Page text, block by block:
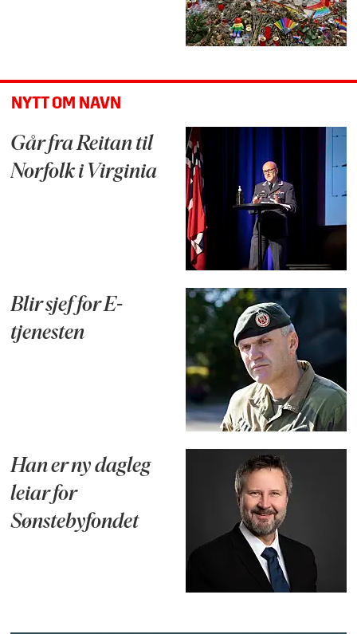
NYTT OM NAVN
Går fra Reitan til
Norfolk i Virginia
Blir sjef for E-
tjenesten
Han er ny dagleg
leiar for
Sønstebyfondet